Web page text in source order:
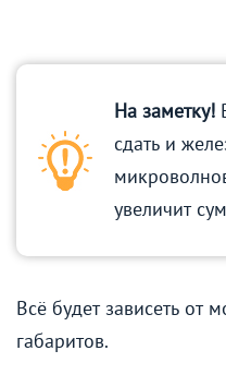
На заметку!
сдать и
увеличит
Всё будет зависеть от
габаритов.